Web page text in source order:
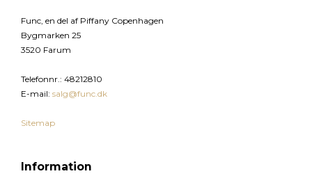
Func, en del af Piffany Copenhagen
Bygmarken 25
3520 Farum
Telefonnr.: 48212810
E-mail: salg@func.dk
Sitemap
Information